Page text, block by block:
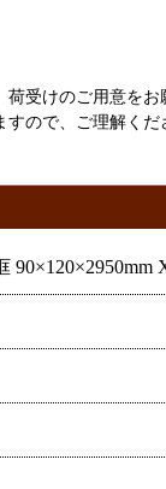
受けのご用意をお
ので、ご理解くだ